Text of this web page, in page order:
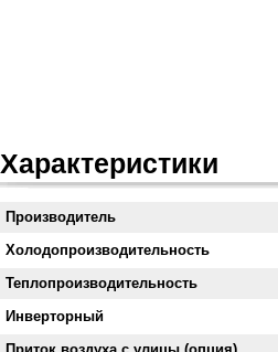
Характеристики
Производитель
Холодопроизводительность
Теплопроизводительность
Инверторный